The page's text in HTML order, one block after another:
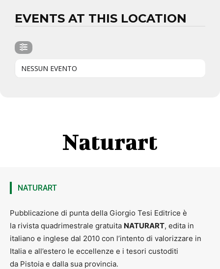
EVENTS AT THIS LOCATION
NESSUN EVENTO
Naturart
NATURART
Pubblicazione di punta della Giorgio Tesi Editrice è
la rivista quadrimestrale gratuita NATURART, edita in
italiano e inglese dal 2010 con l’intento di valorizzare in
Italia e all’estero le eccellenze e i tesori custoditi
da Pistoia e dalla sua provincia.